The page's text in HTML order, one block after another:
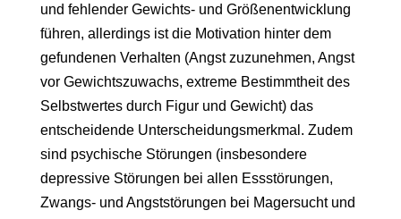
und fehlender Gewichts- und Größenentwicklung
führen, allerdings ist die Motivation hinter dem
gefundenen Verhalten (Angst zuzunehmen, Angst
vor Gewichtszuwachs, extreme Bestimmtheit des
Selbstwertes durch Figur und Gewicht) das
entscheidende Unterscheidungsmerkmal. Zudem
sind psychische Störungen (insbesondere
depressive Störungen bei allen Essstörungen,
Zwangs- und Angststörungen bei Magersucht und